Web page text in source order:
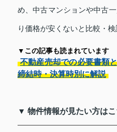
め、中古マンションや中古
り価格が安くないと比較・検
▼この記事も読まれています
不動産売却での必要書類
締結時・決算時別に解説
▼ 物件情報が見たい方は